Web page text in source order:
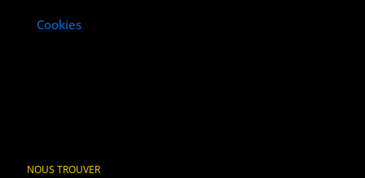
Cookies
NOUS TROUVER